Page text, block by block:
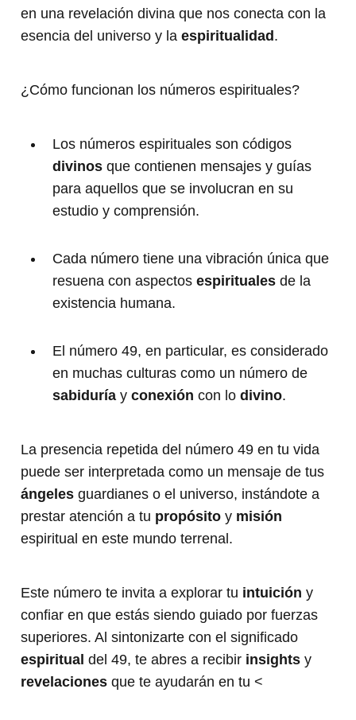
en una revelación divina que nos conecta con la
esencia del universo y la espiritualidad.
¿Cómo funcionan los números espirituales?
Los números espirituales son códigos
divinos que contienen mensajes y guías
para aquellos que se involucran en su
estudio y comprensión.
Cada número tiene una vibración única que
resuena con aspectos espirituales de la
existencia humana.
El número 49, en particular, es considerado
en muchas culturas como un número de
sabiduría y conexión con lo divino.
La presencia repetida del número 49 en tu vida
puede ser interpretada como un mensaje de tus
ángeles guardianes o el universo, instándote a
prestar atención a tu propósito y misión
espiritual en este mundo terrenal.
Este número te invita a explorar tu intuición y
confiar en que estás siendo guiado por fuerzas
superiores. Al sintonizarte con el significado
espiritual del 49, te abres a recibir insights y
revelaciones que te ayudarán en tu <